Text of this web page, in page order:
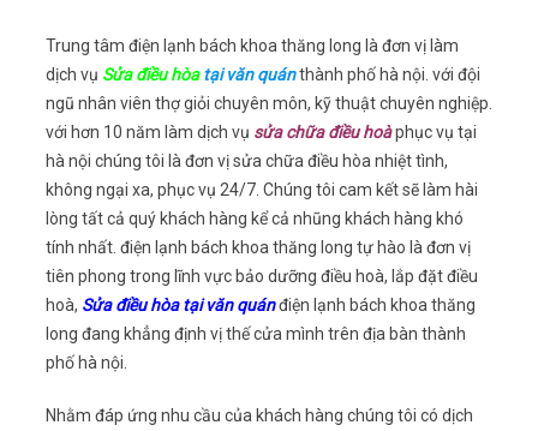
Trung tâm điện lạnh bách khoa thăng long là đơn vị làm
dịch vụ Sửa điều hòatại văn quánthành phố hà nội. với đội
ngũ nhân viên thợ giỏi chuyên môn, kỹ thuật chuyên nghiệp.
với hơn 10 năm làm dịch vụ sửa chữa điều hoàphục vụ tại
hà nội chúng tôi là đơn vị sửa chữa điều hòa nhiệt tình,
không ngại xa, phục vụ 24/7. Chúng tôi cam kết sẽ làm hài
lòng tất cả quý khách hàng kể cả nhũng khách hàng khó
tính nhất. điện lạnh bách khoa thăng long tự hào là đơn vị
tiên phong trong lĩnh vực bảo dưỡng điều hoà, lắp đặt điều
hoà, Sửa điều hòa tại văn quánđiện lạnh bách khoa thăng
long đang khẳng định vị thế cửa mình trên địa bàn thành
phố hà nội.
Nhằm đáp ứng nhu cầu của khách hàng chúng tôi có dịch